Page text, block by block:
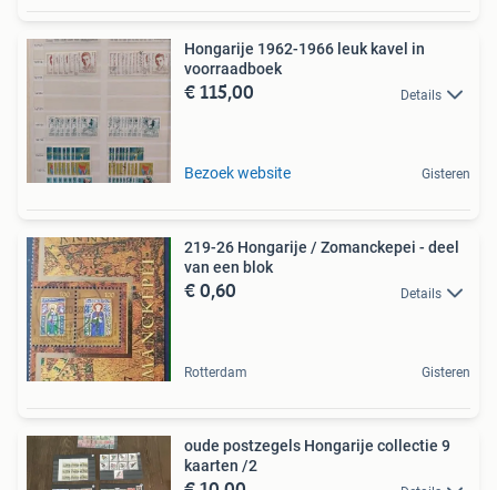
Hongarije 1962-1966 leuk kavel in
voorraadboek
€ 115,00 Details
Bezoek website Gisteren
219-26 Hongarije / Zomanckepei - deel
van een blok
€ 0,60 Details
Rotterdam Gisteren
oude postzegels Hongarije collectie 9
kaarten /2